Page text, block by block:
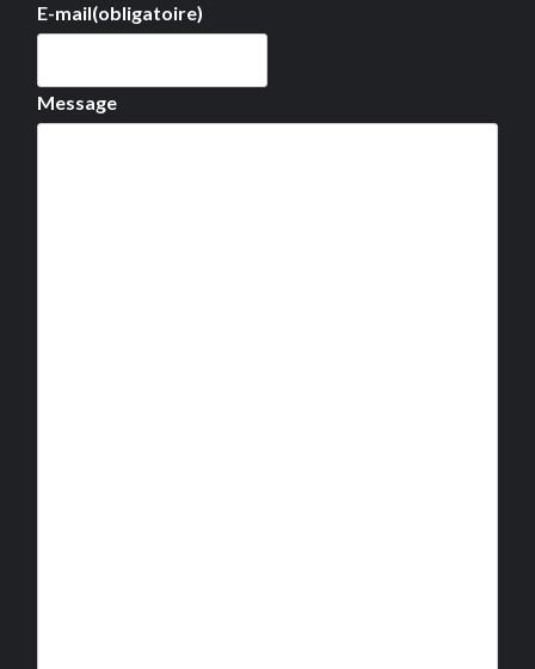
E-mail(obligatoire)
Message